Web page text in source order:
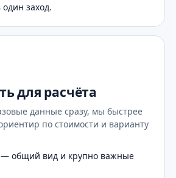
заход.
для расчёта
данные сразу, мы быстрее
по стоимости и варианту
— общий вид и крупно важные